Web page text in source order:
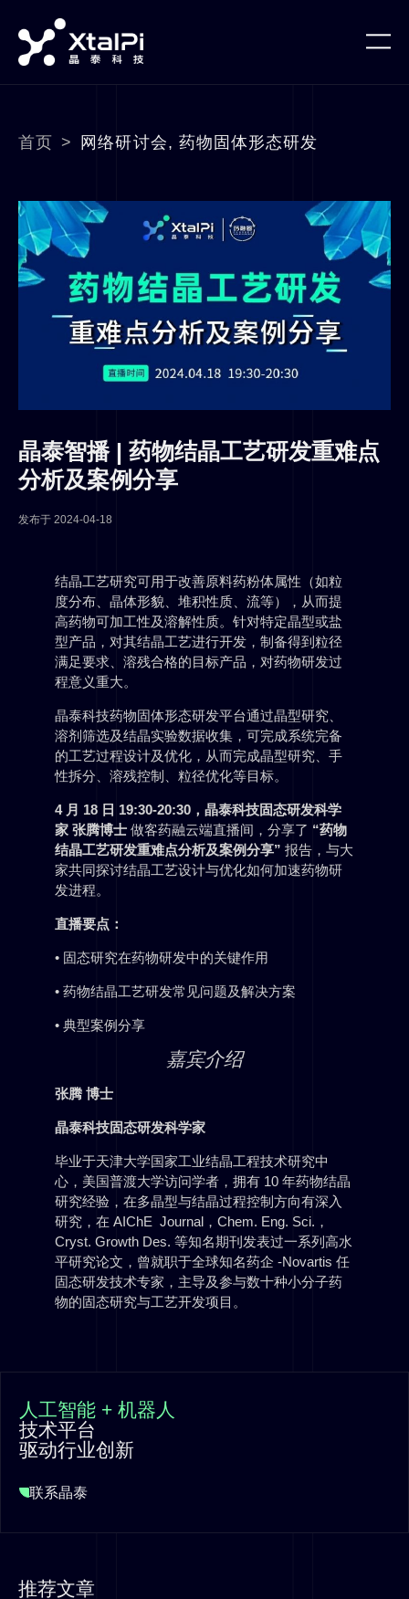
首页 > 网络研讨会, 药物固体形态研发
晶泰智播 | 药物结晶工艺研发重难点
分析及案例分享
发布于 2024-04-18
结晶工艺研究可用于改善原料药粉体属性（如粒
度分布、晶体形貌、堆积性质、流等），从而提
高药物可加工性及溶解性质。针对特定晶型或盐
型产品，对其结晶工艺进行开发，制备得到粒径
满足要求、溶残合格的目标产品，对药物研发过
程意义重大。
晶泰科技药物固体形态研发平台通过晶型研究、
溶剂筛选及结晶实验数据收集，可完成系统完备
的工艺过程设计及优化，从而完成晶型研究、手
性拆分、溶残控制、粒径优化等目标。
4 月 18 日 19:30-20:30，晶泰科技固态研发科学
家 张腾博士 做客药融云端直播间，分享了 “药物
结晶工艺研发重难点分析及案例分享” 报告，与大
家共同探讨结晶工艺设计与优化如何加速药物研
发进程。
直播要点：
• 固态研究在药物研发中的关键作用
• 药物结晶工艺研发常见问题及解决方案
• 典型案例分享
嘉宾介绍
张腾 博士
晶泰科技固态研发科学家
毕业于天津大学国家工业结晶工程技术研究中
心，美国普渡大学访问学者，拥有 10 年药物结晶
研究经验，在多晶型与结晶过程控制方向有深入
研究，在 AIChE Journal，Chem. Eng. Sci.，
Cryst. Growth Des. 等知名期刊发表过一系列高水
平研究论文，曾就职于全球知名药企 -Novartis 任
固态研发技术专家，主导及参与数十种小分子药
物的固态研究与工艺开发项目。
人工智能 + 机器人
技术平台
驱动行业创新
联系晶泰
推荐文章